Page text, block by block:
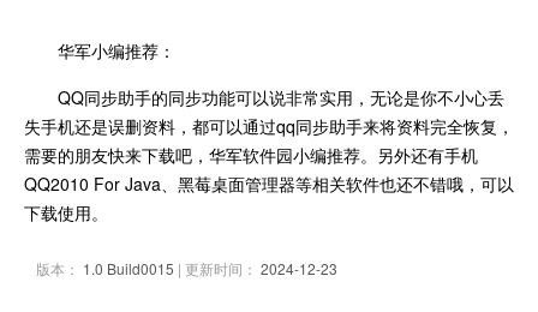
华军小编推荐：
QQ同步助手的同步功能可以说非常实用，无论是你不小心丢
失手机还是误删资料，都可以通过qq同步助手来将资料完全恢复，
需要的朋友快来下载吧，华军软件园小编推荐。另外还有手机
QQ2010 For Java、黑莓桌面管理器等相关软件也还不错哦，可以
下载使用。
版本： 1.0 Build0015 | 更新时间： 2024-12-23